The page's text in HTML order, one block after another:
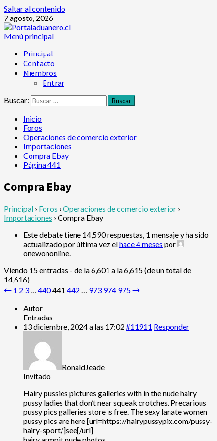
Saltar al contenido
7 agosto, 2026
Menú principal
Principal
Contacto
Miembros
Entrar
Buscar:
Inicio
Foros
Operaciones de comercio exterior
Importaciones
Compra Ebay
Página 441
Compra Ebay
Principal › Foros › Operaciones de comercio exterior ›
Importaciones › Compra Ebay
Este debate tiene 14,590 respuestas, 1 mensaje y ha sido
actualizado por última vez elhace 4 meses por
onewononline.
Viendo 15 entradas - de la 6,601 a la 6,615 (de un total de
14,616)
← 1 2 3… 440441 442 … 973 974 975→
Autor
Entradas
13 diciembre, 2024 a las 17:02 #11911 Responder
RonaldJeade
Invitado
Hairy pussies pictures galleries with in the nude hairy
pussy ladies that don’t near squeak crotches. Precarious
pussy pics galleries store is free. The sexy lanate women
pussy pics are here [url=https://hairypussypix.com/pussy-
hairy-sport/]see[/url]